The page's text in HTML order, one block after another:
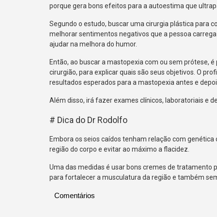
porque gera bons efeitos para a autoestima que
Segundo o estudo, buscar uma cirurgia plástica para
melhorar sentimentos negativos que a pessoa
ajudar na melhora do humor.
Então, ao buscar a mastopexia com ou sem prótese,
cirurgião, para explicar quais são seus objetivos. O
resultados esperados para a mastopexia antes e
Além disso, irá fazer exames clínicos, laboratoriais e
# Dica do Dr Rodolfo
Embora os seios caídos tenham relação com
região do corpo e evitar ao máximo a flacidez.
Uma das medidas é usar bons cremes de tratamento
para fortalecer a musculatura da região e também
Comentários